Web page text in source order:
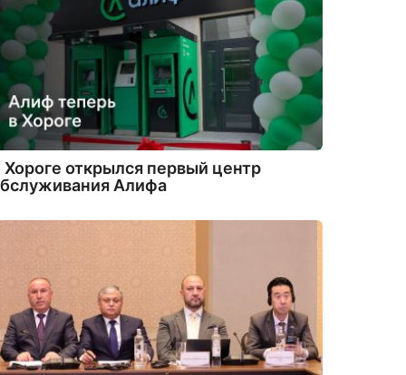
Хороге открылся первый центр
Алифа